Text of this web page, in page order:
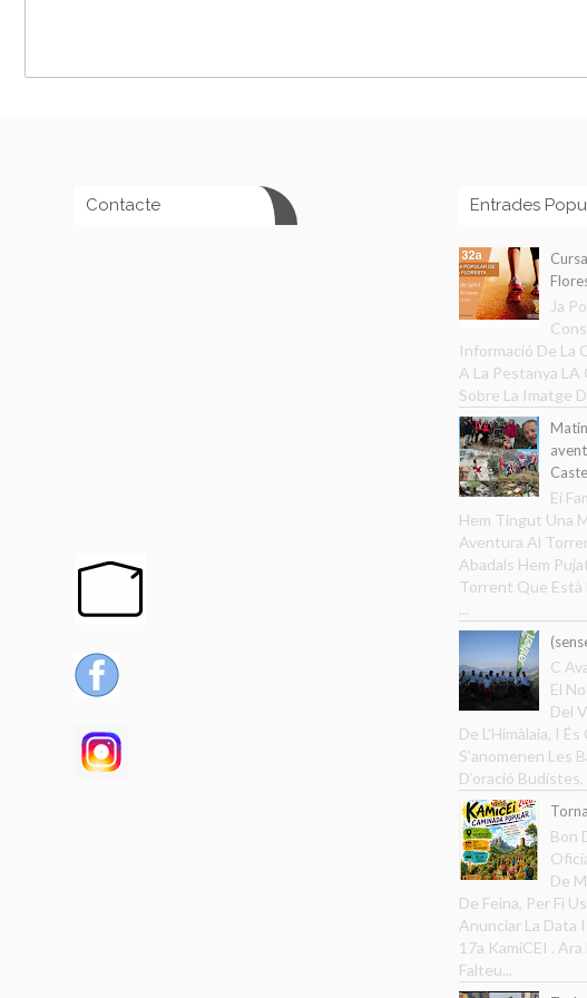
Contacte Entrades
Ja
Informació De La
A La Pestanya LA
Sobre La Imatge
Ei
Hem Tingut Una
Aventura Al
Abadals Hem
Torrent Que Està
...
C
El
Del
De L’Himàlaia, I És
S’anomenen Les
D’oració Budistes,
Bon
De
De Feina, Per Fi
Anunciar La Data
17a KamiCEI . Ara
Falteu...